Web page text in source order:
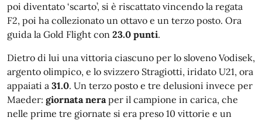
poi diventato ‘scarto’, si è riscattato vincendo la regata
F2, poi ha collezionato un ottavo e un terzo posto. Ora
guida la Gold Flight con 23.0 punti.
Dietro di lui una vittoria ciascuno per lo sloveno Vodisek,
argento olimpico, e lo svizzero Stragiotti, iridato U21, ora
appaiati a 31.0. Un terzo posto e tre delusioni invece per
Maeder: giornata neraper il campione in carica, che
nelle prime tre giornate si era preso 10 vittorie e un